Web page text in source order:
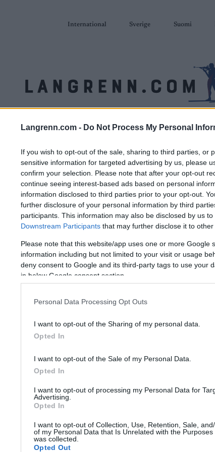
Langrenn.com - Do Not Process My Personal
If you wish to opt-out of the sale, sharing to third parties, or
sensitive information for targeted advertising by us, please
confirm your selection. Please note that after your opt-out
continue seeing interest-based ads based on personal
information disclosed to third parties prior to your opt-out.
further disclosure of your personal information by third
participants. This information may also be disclosed by us
Downstream Participants that may further disclose it to
Please note that this website/app uses one or more Google
information including but not limited to your visit or usage
deny consent to Google and its third-party tags to use your
in below Google consent section.
Personal Data Processing Opt Outs
I want to opt-out of the Sharing of my personal data.
Opted In
I want to opt-out of the Sale of my Personal Data.
Opted In
I want to opt-out of processing my Personal Data for
Advertising.
Opted In
I want to opt-out of Collection, Use, Retention, Sale,
of my Personal Data that Is Unrelated with the Purposes
was collected.
Opted Out
International Sverige Suomi
SKI CLASSICS SKISKYTING RULLESKI ORIENTERING
Måtte sette karrieren
på pause
26-åringen er en av verdens beste på
standplass og ble nummer åtte i
verdenscupen sammenlagt. Så ble hun
tvunget til å sette skiskytterkarrieren på
sin
bom
Franske